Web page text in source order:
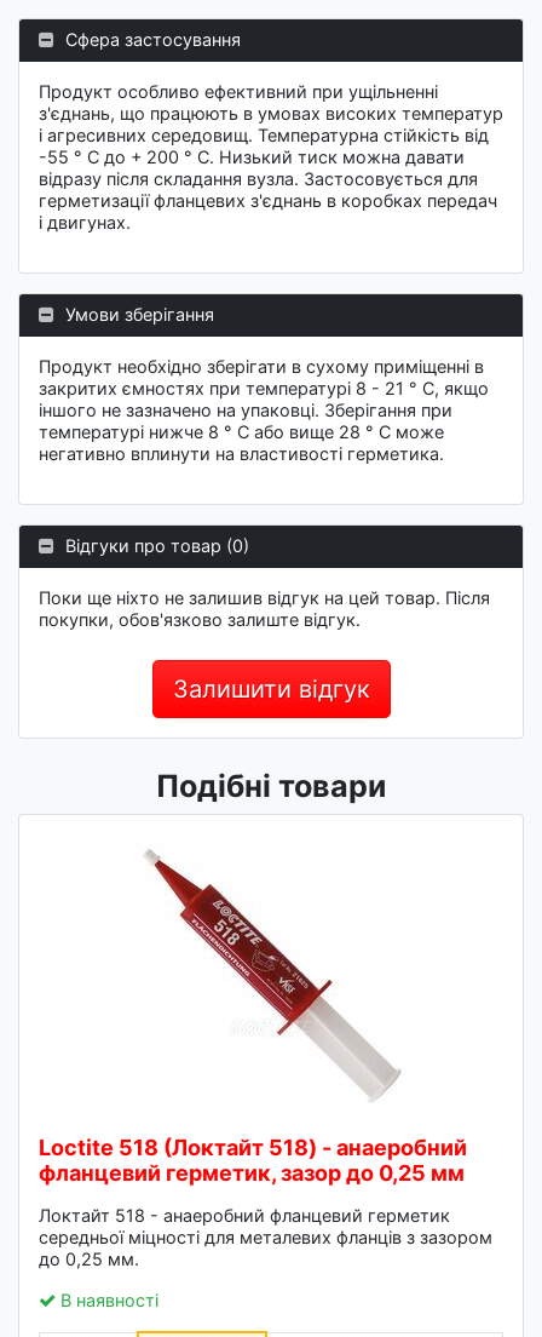
Сфера застосування
Продукт особливо ефективний при ущільненні
з'єднань, що працюють в умовах високих температур
і агресивних середовищ. Температурна стійкість від
-55 ° С до + 200 ° С. Низький тиск можна давати
відразу після складання вузла. Застосовується для
герметизації фланцевих з'єднань в коробках передач
і двигунах.
Умови зберігання
Продукт необхідно зберігати в сухому приміщенні в
закритих ємностях при температурі 8 - 21 ° C, якщо
іншого не зазначено на упаковці. Зберігання при
температурі нижче 8 ° C або вище 28 ° C може
негативно вплинути на властивості герметика.
Відгуки про товар (0)
Поки ще ніхто не залишив відгук на цей товар. Після
покупки, обов'язково залиште відгук.
Залишити відгук
Подібні товари
Loctite 518 (Локтайт 518) - анаеробний
фланцевий герметик, зазор до 0,25 мм
Локтайт 518 - анаеробний фланцевий герметик
середньої міцності для металевих фланців з зазором
до 0,25 мм.
В наявності